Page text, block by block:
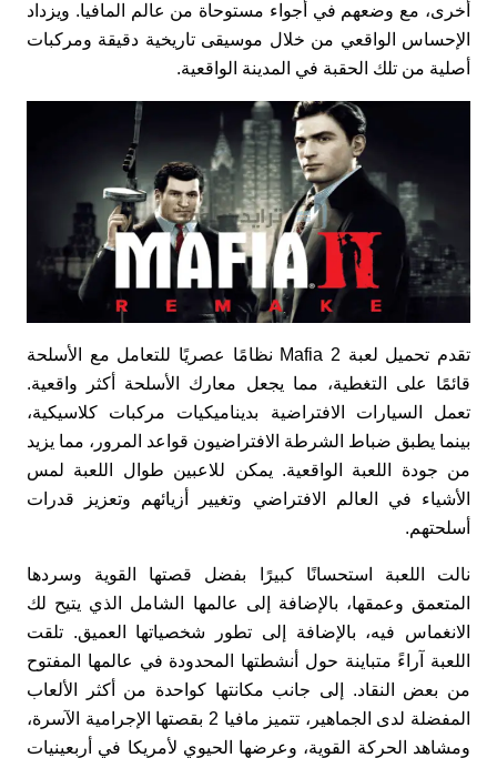
أخرى، مع وضعهم في أجواء مستوحاة من عالم المافيا. ويزداد
الإحساس الواقعي من خلال موسيقى تاريخية دقيقة ومركبات
أصلية من تلك الحقبة في المدينة الواقعية.
تقدم تحميل لعبة Mafia 2 نظامًا عصريًا للتعامل مع الأسلحة
قائمًا على التغطية، مما يجعل معارك الأسلحة أكثر واقعية.
تعمل السيارات الافتراضية بديناميكيات مركبات كلاسيكية،
بينما يطبق ضباط الشرطة الافتراضيون قواعد المرور، مما يزيد
من جودة اللعبة الواقعية. يمكن للاعبين طوال اللعبة لمس
الأشياء في العالم الافتراضي وتغيير أزيائهم وتعزيز قدرات
أسلحتهم.
نالت اللعبة استحسانًا كبيرًا بفضل قصتها القوية وسردها
المتعمق وعمقها، بالإضافة إلى عالمها الشامل الذي يتيح لك
الانغماس فيه، بالإضافة إلى تطور شخصياتها العميق. تلقت
اللعبة آراءً متباينة حول أنشطتها المحدودة في عالمها المفتوح
من بعض النقاد. إلى جانب مكانتها كواحدة من أكثر الألعاب
المفضلة لدى الجماهير، تتميز مافيا 2 بقصتها الإجرامية الآسرة،
ومشاهد الحركة القوية، وعرضها الحيوي لأمريكا في أربعينيات